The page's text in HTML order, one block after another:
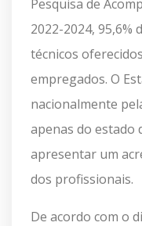
Pesquisa de
2022-2024, 95,6%
técnicos
empregados. O
nacionalmente
apenas do estado
apresentar um
dos profissionais.
De acordo com o